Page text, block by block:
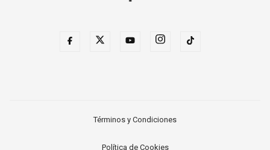
Términos y Condiciones
Política de Cookies